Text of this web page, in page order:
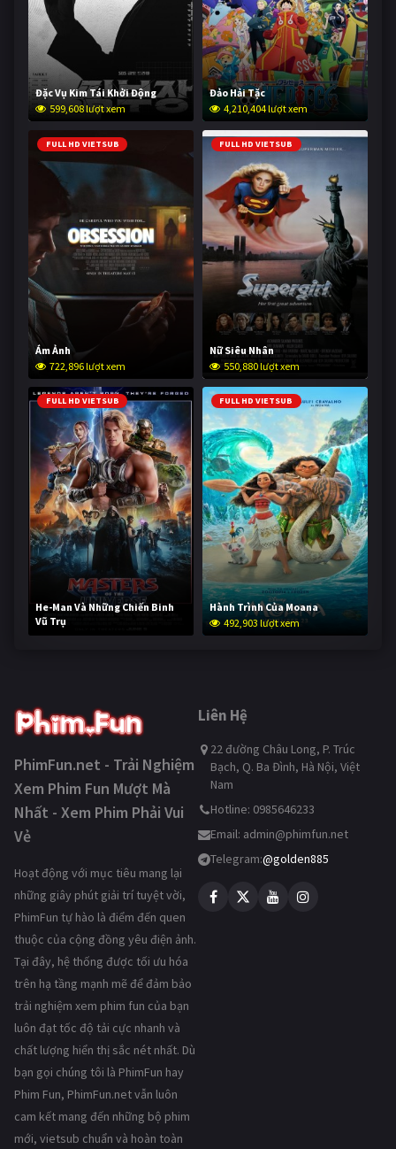
Đặc Vụ Kim Tái Khởi Động
599,608 lượt xem
Đảo Hải Tặc
4,210,404 lượt xem
FULL HD VIETSUB
Ám Ảnh
722,896 lượt xem
FULL HD VIETSUB
Nữ Siêu Nhân
550,880 lượt xem
FULL HD VIETSUB
He-Man Và Những Chiến Binh
Vũ Trụ
241,834 lượt xem
FULL HD VIETSUB
Hành Trình Của Moana
492,903 lượt xem
PhimFun.net - Trải Nghiệm
Xem Phim Fun Mượt Mà
Nhất - Xem Phim Phải Vui
Vẻ
Hoạt động với mục tiêu mang lại
những giây phút giải trí tuyệt vời,
PhimFun tự hào là điểm đến quen
thuộc của cộng đồng yêu điện ảnh.
Tại đây, hệ thống được tối ưu hóa
trên hạ tầng mạnh mẽ để đảm bảo
trải nghiệm xem phim fun của bạn
luôn đạt tốc độ tải cực nhanh và
chất lượng hiển thị sắc nét nhất. Dù
bạn gọi chúng tôi là PhimFun hay
Phim Fun, PhimFun.net vẫn luôn
cam kết mang đến những bộ phim
mới, vietsub chuẩn và hoàn toàn
Liên Hệ
22 đường Châu Long, P. Trúc
Bạch, Q. Ba Đình, Hà Nội, Việt
Nam
Hotline: 0985646233
Email: admin@phimfun.net
Telegram:@golden885